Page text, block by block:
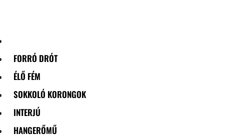
FORRÓ DRÓT
ÉLŐ FÉM
SOKKOLÓ KORONGOK
INTERJÚ
HANGERŐMŰ